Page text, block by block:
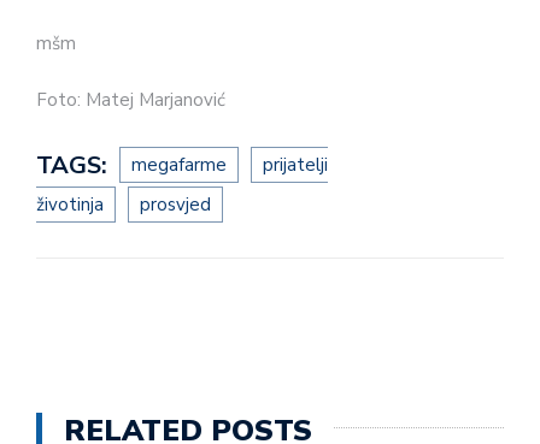
mšm
Foto: Matej Marjanović
TAGS: megafarme
prijatelji
životinja
prosvjed
RELATED POSTS